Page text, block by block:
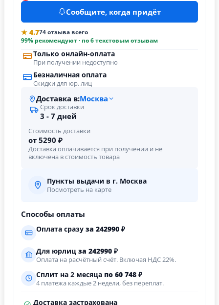
Сообщите, когда придёт
★ 4.774 отзыва всего
99% рекомендуют · по 6 текстовым отзывам
Только онлайн-оплата
При получении недоступно
Безналичная оплата
Скидки для юр. лиц
Доставка в:Москва
Срок доставки
3 - 7 дней
Стоимость доставки
от 5290 ₽
Доставка оплачивается при получении и не
включена в стоимость товара
Пункты выдачи в г. Москва
Посмотреть на карте
Способы оплаты
Оплата сразу за 242990 ₽
Для юрлиц за 242990 ₽
Оплата на расчётный счёт. Включая НДС 22%.
Сплит на 2 месяца по 60 748 ₽
4 платежа каждые 2 недели, без переплат.
Доставка застрахована